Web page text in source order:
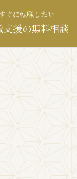
支援の無料相談